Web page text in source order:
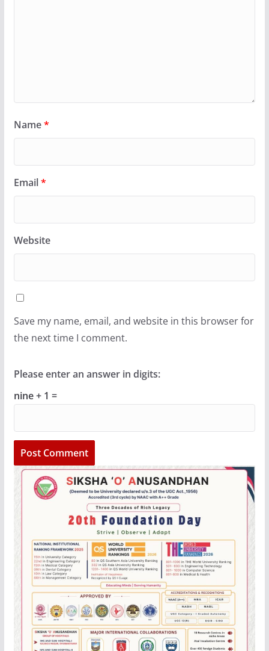
Name*
Email*
Website
Save my name, email, and website in this browser for
the next time I comment.
Please enter an answer in digits:
nine + 1 =